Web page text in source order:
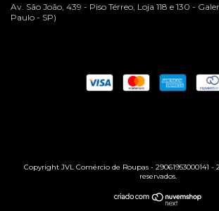
Av. São João, 439 - Piso Térreo, Loja 118 e 130 -
Paulo - SP)
Copyright JVL Comércio de Roupas - 29061953000141 -
reservados.